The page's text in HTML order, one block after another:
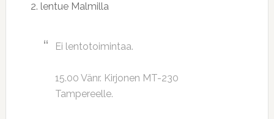
2. lentue Malmilla
Ei lentotoimintaa.
15.00 Vänr. Kirjonen MT-230
Tampereelle.